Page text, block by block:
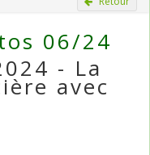
06/24
- La
avec